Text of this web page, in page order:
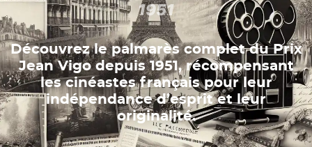
1951
Découvrez le palmarès complet du Prix
Jean Vigo depuis 1951, récompensant
les cinéastes français pour leur
indépendance d’esprit et leur
originalité.